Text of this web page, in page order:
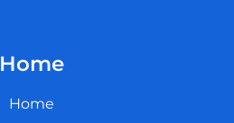
Home
Home